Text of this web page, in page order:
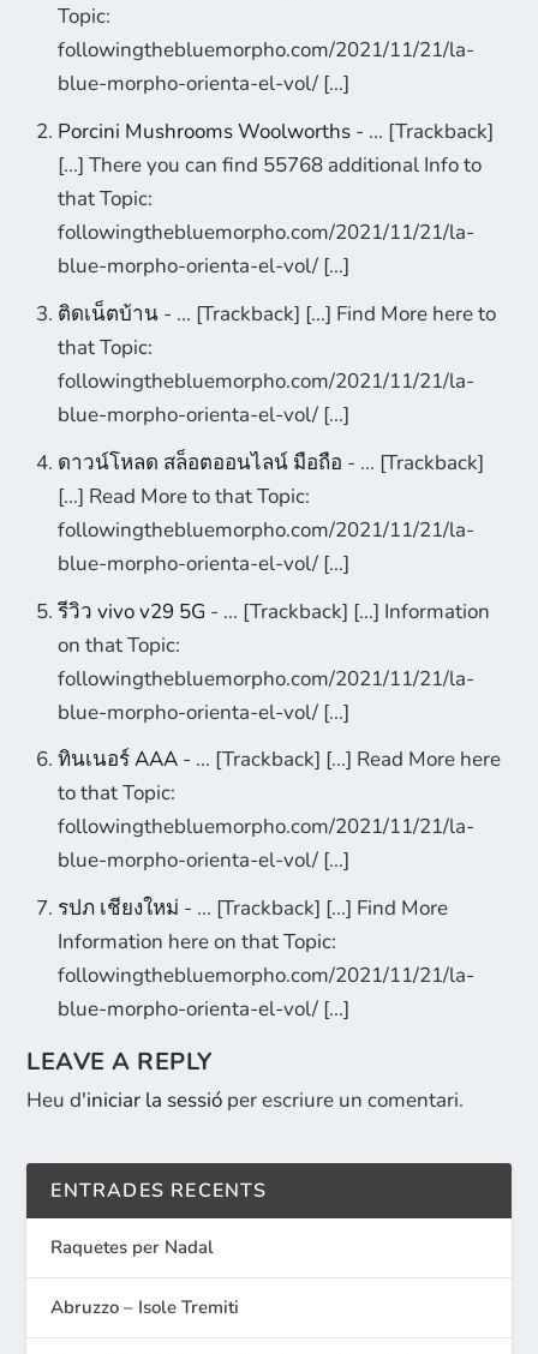
Topic:
followingthebluemorpho.com/2021/11/21/la-
blue-morpho-orienta-el-vol/ [...]
Porcini Mushrooms Woolworths- ... [Trackback]
[...] There you can find 55768 additional Info to
that Topic:
followingthebluemorpho.com/2021/11/21/la-
blue-morpho-orienta-el-vol/ [...]
ติดเน็ตบ้าน- ... [Trackback] [...] Find More here to
that Topic:
followingthebluemorpho.com/2021/11/21/la-
blue-morpho-orienta-el-vol/ [...]
ดาวน์โหลด สล็อตออนไลน์ มือถือ - ... [Trackback]
[...] Read More to that Topic:
followingthebluemorpho.com/2021/11/21/la-
blue-morpho-orienta-el-vol/ [...]
รีวิว vivo v29 5G - ... [Trackback] [...] Information
on that Topic:
followingthebluemorpho.com/2021/11/21/la-
blue-morpho-orienta-el-vol/ [...]
ทินเนอร์ AAA- ... [Trackback] [...] Read More here
to that Topic:
followingthebluemorpho.com/2021/11/21/la-
blue-morpho-orienta-el-vol/ [...]
รปภ เชียงใหม่ - ... [Trackback] [...] Find More
Information here on that Topic:
followingthebluemorpho.com/2021/11/21/la-
blue-morpho-orienta-el-vol/ [...]
LEAVE A REPLY
Heu d'iniciar la sessió per escriure un comentari.
ENTRADES RECENTS
Raquetes per Nadal
Abruzzo – Isole Tremiti